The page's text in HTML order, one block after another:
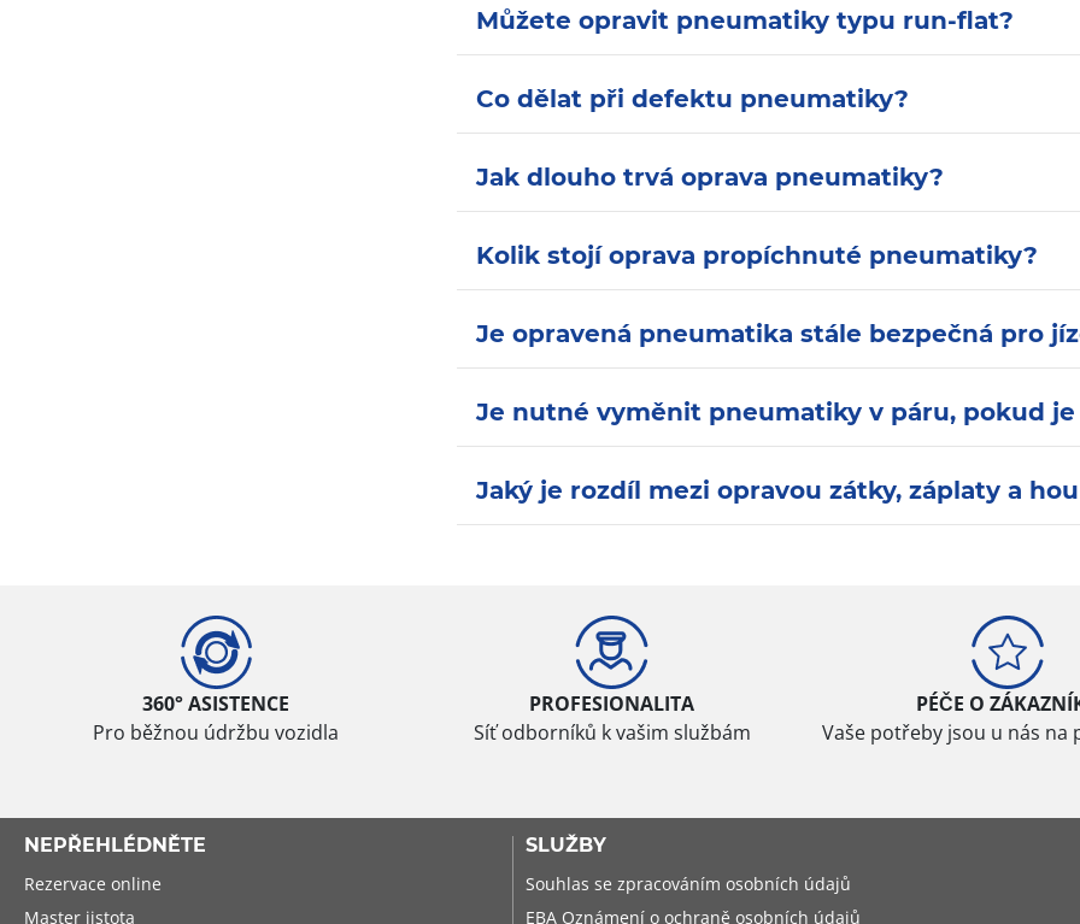
Můžete opravit pneumatiky typu run-flat?
Co dělat při defektu pneumatiky?
Jak dlouho trvá oprava pneumatiky?
Kolik stojí oprava propíchnuté pneumatiky?
Je opravená pneumatika stále bezpečná pro
Je nutné vyměnit pneumatiky v páru, pokud
Jaký je rozdíl mezi opravou zátky, záplaty a
360° ASISTENCE
Pro běžnou údržbu vozidla
PROFESIONALITA
Síť odborníků k vašim službám
PÉČE O
Vaše potřeby jsou u nás na
NEPŘEHLÉDNĚTE
Rezervace online
Master jistota
SLUŽBY
Souhlas se zpracováním osobních údajů
EBA Oznámení o ochraně osobních údajů